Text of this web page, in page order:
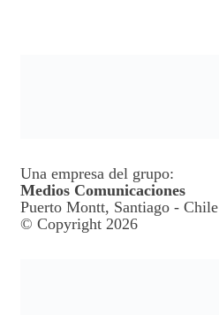
Una empresa del grupo:
Medios Comunicaciones
Puerto Montt, Santiago - Chile
© Copyright 2026